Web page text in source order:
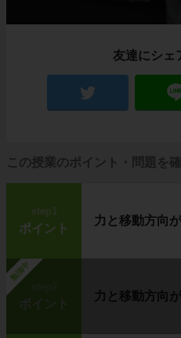
友達にシェ
この授業のポイント・問題を
step1
ポイント
力と移動方向
勉強中
ポイント
力と移動方向